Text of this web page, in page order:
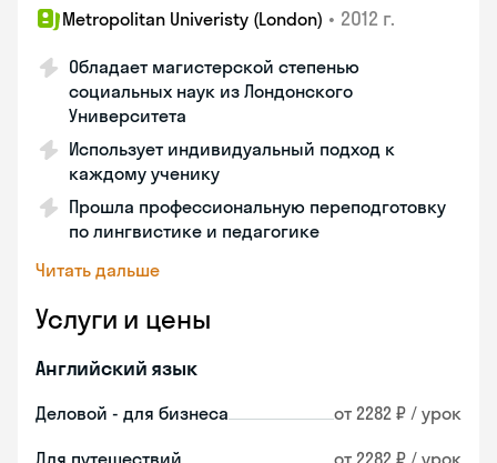
Metropolitan Univeristy (London) • 2012 г.
Обладает магистерской степенью
социальных наук из Лондонского
Университета
Использует индивидуальный подход к
каждому ученику
Прошла профессиональную переподготовку
по лингвистике и педагогике
Читать дальше
Услуги и цены
Английский язык
Деловой - для бизнеса от 2282 ₽ / урок
Для путешествий от 2282 ₽ / урок